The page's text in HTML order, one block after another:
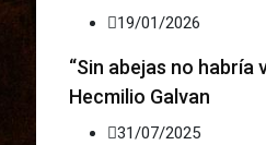
19/01/2026
“Sin abejas no habría
Hecmilio Galvan
31/07/2025